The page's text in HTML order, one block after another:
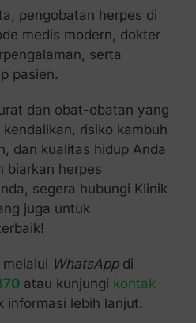
pengobatan herpes di
medis modern, dokter
serta
pasien.
dan obat-obatan yang
risiko kambuh
dan kualitas hidup Anda
biarkan herpes
segera hubungi Klinik
juga untuk
WhatsAppdi
atau kunjungi kontak
informasi lebih lanjut.